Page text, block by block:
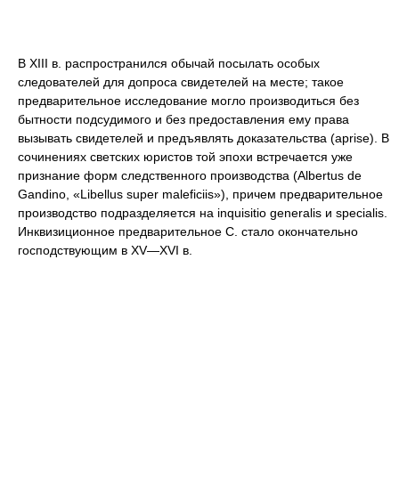
В XIII в. распространился обычай посылать особых
следователей для допроса свидетелей на месте; такое
предварительное исследование могло производиться без
бытности подсудимого и без предоставления ему права
вызывать свидетелей и предъявлять доказательства (aprise). В
сочинениях светских юристов той эпохи встречается уже
признание форм следственного производства (Albertus de
Gandino, «Libellus super maleficiis»), причем предварительное
производство подразделяется на inquisitio generalis и specialis.
Инквизиционное предварительное С. стало окончательно
господствующим в XV—XVI в.